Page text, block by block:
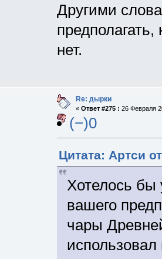
Другими
нет.
Re: дырки
« Ответ #275 : 26 Февраля
(−)0
Цитата: Артси
Хотелось бы
вашего
чары